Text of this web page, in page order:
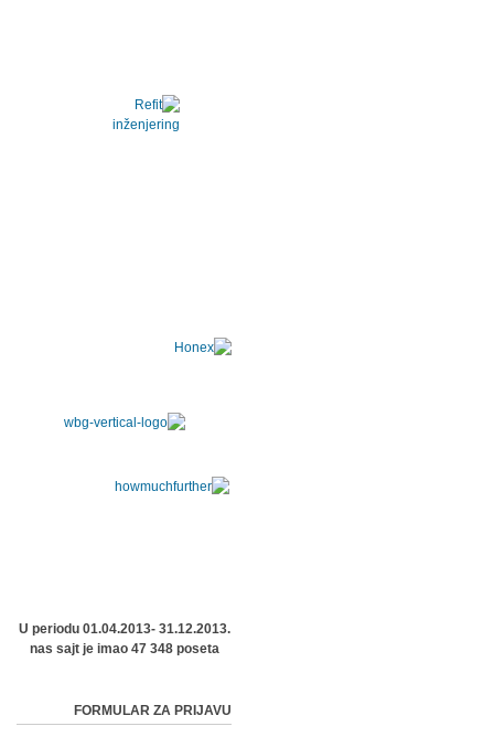
U periodu 01.04.2013- 31.12.2013.
nas sajt je imao 47 348 poseta
FORMULAR ZA PRIJAVU